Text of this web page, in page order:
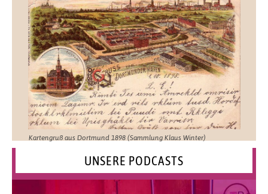
Kartengruß aus Dortmund 1898 (Sammlung Klaus Winter)
UNSERE PODCASTS